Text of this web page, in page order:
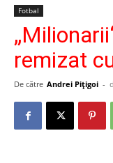
Fotbal
remizat
De către Andrei Pițigoi -